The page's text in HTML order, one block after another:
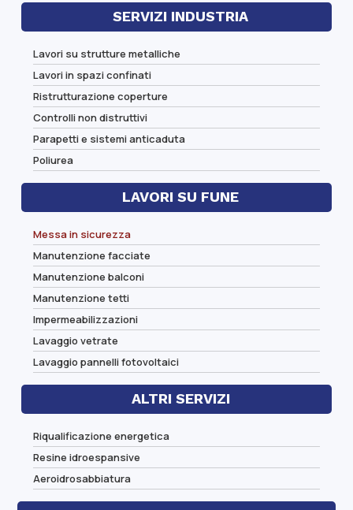
SERVIZI INDUSTRIA
Lavori su strutture metalliche
Lavori in spazi confinati
Ristrutturazione coperture
Controlli non distruttivi
Parapetti e sistemi anticaduta
Poliurea
LAVORI SU FUNE
Messa in sicurezza
Manutenzione facciate
Manutenzione balconi
Manutenzione tetti
Impermeabilizzazioni
Lavaggio vetrate
Lavaggio pannelli fotovoltaici
ALTRI SERVIZI
Riqualificazione energetica
Resine idroespansive
Aeroidrosabbiatura